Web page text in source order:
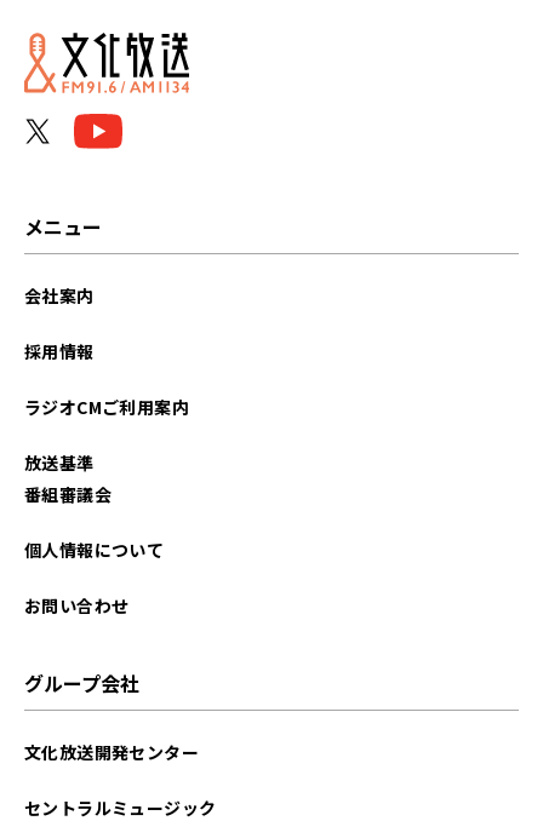
メニュー
会社案内
採用情報
ラジオCMご利用案内
放送基準
番組審議会
個人情報について
お問い合わせ
グループ会社
文化放送開発センター
セントラルミュージック